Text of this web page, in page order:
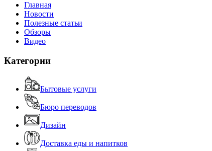
Главная
Новости
Полезные статьи
Обзоры
Видео
Категории
Бытовые услуги
Бюро переводов
Дизайн
Доставка еды и напитков